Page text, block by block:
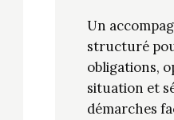
Un
structuré
obligations,
situation et
démarches